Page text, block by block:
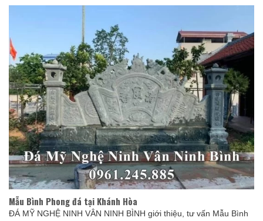
Mẫu Bình Phong đá tại Khánh Hòa
ĐÁ MỸ NGHỆ NINH VÂN NINH BÌNH giới thiệu, tư vấn Mẫu Bình